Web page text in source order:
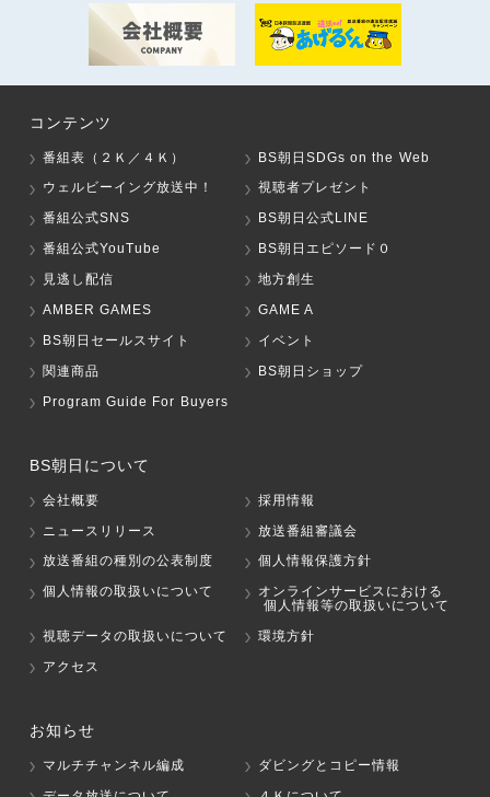
コンテンツ
番組表（２Ｋ／４Ｋ）
BS朝日SDGs on the Web
ウェルビーイング放送中！
視聴者プレゼント
番組公式SNS
BS朝日公式LINE
番組公式YouTube
BS朝日エピソード０
見逃し配信
地方創生
AMBER GAMES
GAME A
BS朝日セールスサイト
イベント
関連商品
BS朝日ショップ
Program Guide For Buyers
BS朝日について
会社概要
採用情報
ニュースリリース
放送番組審議会
放送番組の種別の公表制度
個人情報保護方針
個人情報の取扱いについて
オンラインサービスにおける
個人情報等の取扱いについて
視聴データの取扱いについて
環境方針
アクセス
お知らせ
マルチチャンネル編成
ダビングとコピー情報